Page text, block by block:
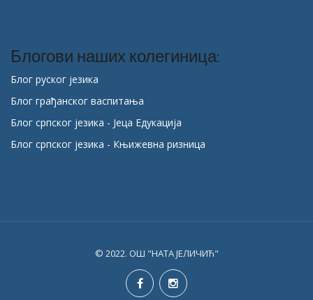
Блогови наших колегиница:
Блог руског језика
Блог грађанског васпитања
Блог српског језика - Јеца Едукација
Блог српског језика - Књижевна ризница
© 2022. ОШ "НАТА ЈЕЛИЧИЋ"